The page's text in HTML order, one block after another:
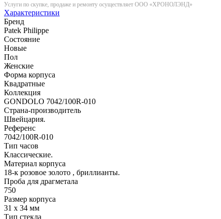
Услуги по скупке, продаже и ремонту осуществляет ООО «ХРОНОЛЭНД»
Характеристики
Бренд
Patek Philippe
Состояние
Новые
Пол
Женские
Форма корпуса
Квадратные
Коллекция
GONDOLO 7042/100R-010
Страна-производитель
Швейцария.
Референс
7042/100R-010
Тип часов
Классические.
Материал корпуса
18-к розовое золото , бриллианты.
Проба для драгметала
750
Размер корпуса
31 x 34 мм
Тип стекла